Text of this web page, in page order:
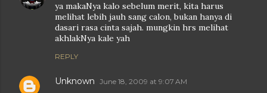
ya makaNya kalo sebelum merit, kita harus
melihat lebih jauh sang calon, bukan hanya di
dasari rasa cinta sajah. mungkin hrs melihat
akhlakNya kale yah
REPLY
Unknown June 18, 2009 at 9:07 AM